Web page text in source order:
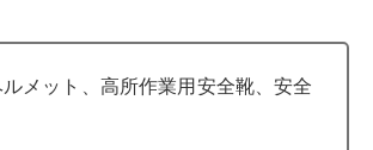
式アンテナは、強風などで倒れないよ
向の複数の支持線（金属製のワイヤ
れています。支持線を、レンチなどで
外します。支持線のもう一方は、屋根